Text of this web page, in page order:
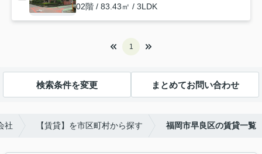
02階 / 83.43㎡ / 3LDK
1
検索条件を変更 まとめてお問い合わせ
社 【賃貸】を市区町村から探す 福岡市早良区の賃貸一覧